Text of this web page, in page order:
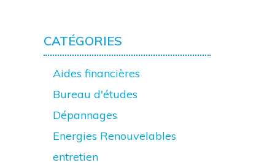
CATÉGORIES
Aides financières
Bureau d'études
Dépannages
Energies Renouvelables
entretien